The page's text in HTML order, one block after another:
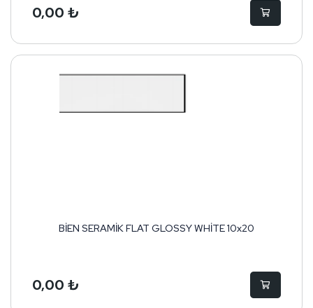
0,00 ₺
BİEN SERAMİK FLAT GLOSSY WHİTE 10x20
0,00 ₺